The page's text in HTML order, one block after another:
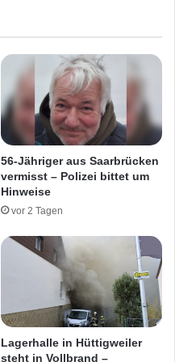
56-Jähriger aus Saarbrücken
vermisst – Polizei bittet um
Hinweise
vor 2 Tagen
Lagerhalle in Hüttigweiler
steht in Vollbrand –